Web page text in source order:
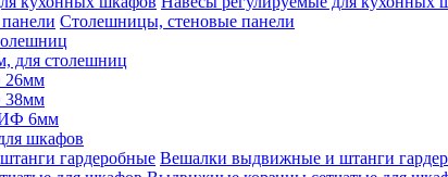
Столешницы, стеновые панели
для столешниц
6мм
шкафов
Вешалки выдвижные и штанги